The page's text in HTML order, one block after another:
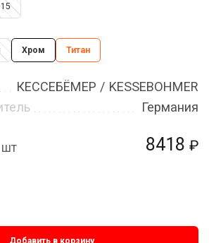
8418 ₽
Хром Титан
КЕССЕБЁМЕР / KESSEBOHMER
Германия
шт